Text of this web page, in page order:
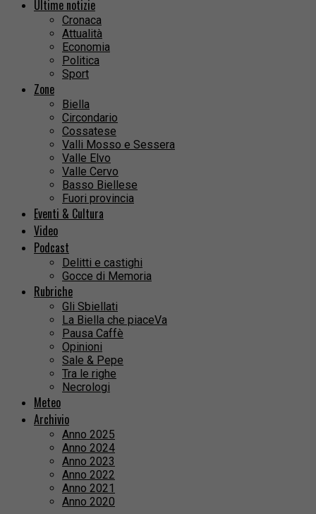
Ultime notizie
Cronaca
Attualità
Economia
Politica
Sport
Zone
Biella
Circondario
Cossatese
Valli Mosso e Sessera
Valle Elvo
Valle Cervo
Basso Biellese
Fuori provincia
Eventi & Cultura
Video
Podcast
Delitti e castighi
Gocce di Memoria
Rubriche
Gli Sbiellati
La Biella che piaceVa
Pausa Caffè
Opinioni
Sale & Pepe
Tra le righe
Necrologi
Meteo
Archivio
Anno 2025
Anno 2024
Anno 2023
Anno 2022
Anno 2021
Anno 2020